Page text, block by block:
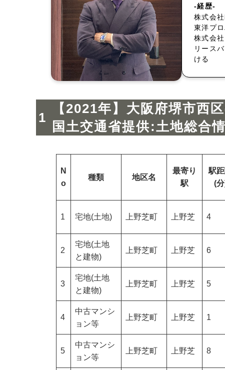
-経歴-
株式会
東洋プ
株式会
リース
ける
【2021年】大阪府堺市西
国土交通省提供:土地総合
N
o
種類 地区名
最寄り
駅
駅
(
1 宅地(土地) 上野芝町 上野芝 4
2
宅地(土地
と建物)
上野芝町 上野芝 6
3
宅地(土地
と建物)
上野芝町 上野芝 5
4
中古マンシ
ョン等
上野芝町 上野芝 1
5
中古マンシ
ョン等
上野芝町 上野芝 8